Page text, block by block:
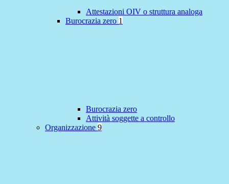
Attestazioni OIV o struttura analoga
Burocrazia zero 1
Burocrazia zero
Attività soggette a controllo
Organizzazione 9